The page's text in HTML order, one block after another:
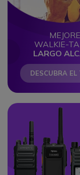
WALKIE-
LARGO
DESCUBRA EL
Circle
Circle